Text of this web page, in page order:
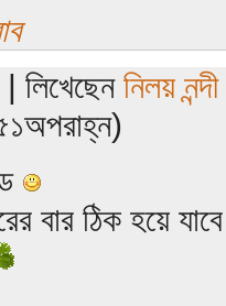
লিখেছেন নিলয় নন্দী
বার ঠিক হয়ে